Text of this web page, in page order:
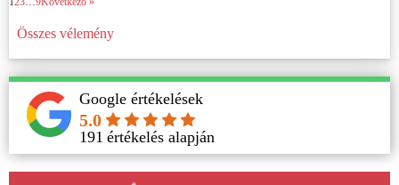
Google értékelések
5.0
191 értékelés alapján
Összes vélemény